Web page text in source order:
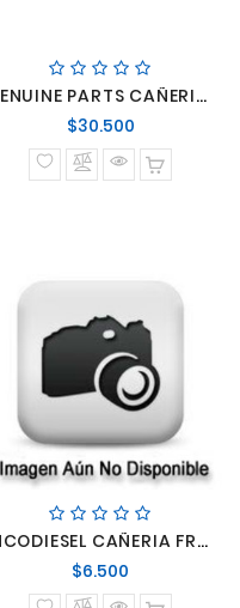
GENUINE PARTS CAÑERIA INYECTOR CUMMINS ISF 2.8/3.8
$30.500Precio
normal
INCODIESEL CAÑERIA FRENO TRAS IZQ MBENZ 812-814
$6.500
normal